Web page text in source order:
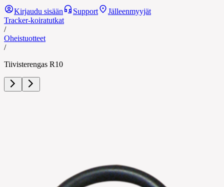
Kirjaudu sisään Support
Jälleenmyyjät
Tracker-koiratutkat
/
Oheistuotteet
/
Tiivisterengas R10